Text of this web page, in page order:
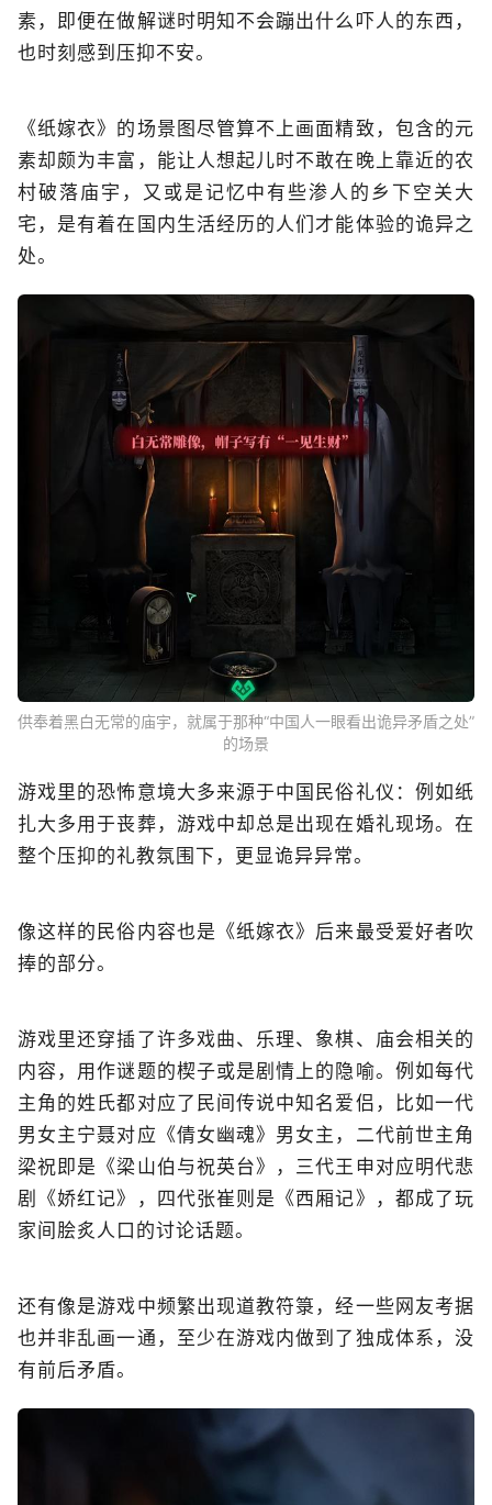
素，即便在做解谜时明知不会蹦出什么吓人的东西，
也时刻感到压抑不安。
《纸嫁衣》的场景图尽管算不上画面精致，包含的元
素却颇为丰富，能让人想起儿时不敢在晚上靠近的农
村破落庙宇，又或是记忆中有些渗人的乡下空关大
宅，是有着在国内生活经历的人们才能体验的诡异之
处。
供奉着黑白无常的庙宇，就属于那种“中国人一眼看出诡异矛盾之处”
的场景
游戏里的恐怖意境大多来源于中国民俗礼仪：例如纸
扎大多用于丧葬，游戏中却总是出现在婚礼现场。在
整个压抑的礼教氛围下，更显诡异异常。
像这样的民俗内容也是《纸嫁衣》后来最受爱好者吹
捧的部分。
游戏里还穿插了许多戏曲、乐理、象棋、庙会相关的
内容，用作谜题的楔子或是剧情上的隐喻。例如每代
主角的姓氏都对应了民间传说中知名爱侣，比如一代
男女主宁聂对应《倩女幽魂》男女主，二代前世主角
梁祝即是《梁山伯与祝英台》，三代王申对应明代悲
剧《娇红记》，四代张崔则是《西厢记》，都成了玩
家间脍炙人口的讨论话题。
还有像是游戏中频繁出现道教符箓，经一些网友考据
也并非乱画一通，至少在游戏内做到了独成体系，没
有前后矛盾。